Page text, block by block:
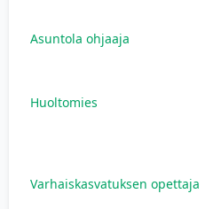
Asuntola ohjaaja
Huoltomies
Varhaiskasvatuksen opettaja